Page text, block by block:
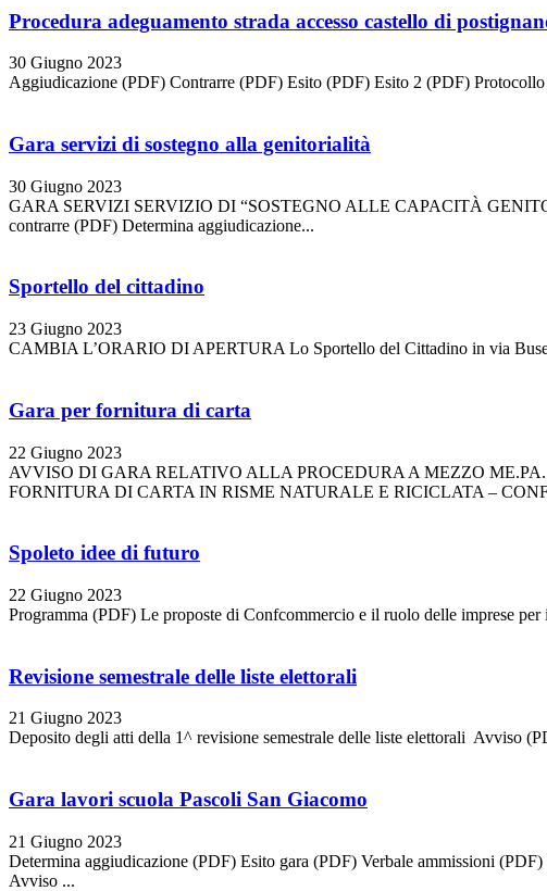
Procedura adeguamento strada accesso castello di
30 Giugno 2023
Aggiudicazione (PDF) Contrarre (PDF) Esito (PDF) Esito 2 (PDF)
Gara servizi di sostegno alla genitorialità
30 Giugno 2023
GARA SERVIZI SERVIZIO DI “SOSTEGNO ALLE CAPACITÀ
contrarre (PDF) Determina aggiudicazione...
Sportello del cittadino
23 Giugno 2023
CAMBIA L’ORARIO DI APERTURA Lo Sportello del Cittadino in via
Gara per fornitura di carta
22 Giugno 2023
AVVISO DI GARA RELATIVO ALLA PROCEDURA A MEZZO
FORNITURA DI CARTA IN RISME NATURALE E RICICLATA –
Spoleto idee di futuro
22 Giugno 2023
Programma (PDF) Le proposte di Confcommercio e il ruolo delle imprese
Revisione semestrale delle liste elettorali
21 Giugno 2023
Deposito degli atti della 1^ revisione semestrale delle liste elettorali Avviso
Gara lavori scuola Pascoli San Giacomo
21 Giugno 2023
Determina aggiudicazione (PDF) Esito gara (PDF) Verbale ammissioni
Avviso ...